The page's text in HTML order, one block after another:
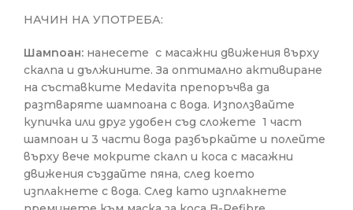
НАЧИН НА УПОТРЕБА:
Шампоан: нанесете с масажни движения върху
скалпа и дължините. За оптимално активиране
на съставките Medavita препоръчва да
разтваряте шампоана с вода. Използвайте
купичка или друг удобен съд сложете 1 част
шампоан и 3 части вода разбъркайте и полейте
върху вече мокрите скалп и коса с масажни
движения създайте пяна, след което
изплакнете с вода. След като изплакнете